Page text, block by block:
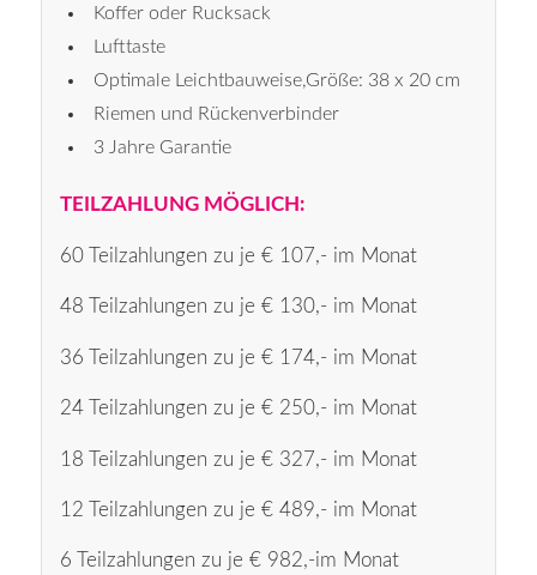
Koffer oder Rucksack
Lufttaste
Optimale Leichtbauweise,Größe: 38 x 20 cm
Riemen und Rückenverbinder
3 Jahre Garantie
TEILZAHLUNG MÖGLICH:
60 Teilzahlungen zu je € 107,- im Monat
48 Teilzahlungen zu je € 130,- im Monat
36 Teilzahlungen zu je € 174,- im Monat
24 Teilzahlungen zu je € 250,- im Monat
18 Teilzahlungen zu je € 327,- im Monat
12 Teilzahlungen zu je € 489,- im Monat
6 Teilzahlungen zu je € 982,-im Monat